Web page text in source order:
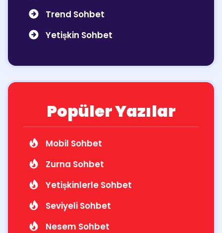
Trend Sohbet
Yetişkin Sohbet
Popüler Yazılar
Mobil Sohbet
Zurna Sohbet
Yetişkinlerle Sohbet
Seviyeli Sohbet
Nesem Sohbet